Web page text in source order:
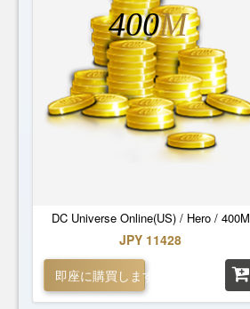
DC Universe Online(US) / Hero / 400M
400M
JPY 11428
即座に購買します